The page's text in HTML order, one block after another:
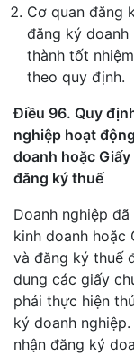
Cơ quan đăng
đăng ký doanh
thành tốt
theo quy định.
Điều 96. Quy
nghiệp hoạt
doanh hoặc
đăng ký thuế
Doanh nghiệp
kinh doanh hoặc
và đăng ký thuế
dung các giấy
phải thực hiện
ký doanh
nhận đăng ký